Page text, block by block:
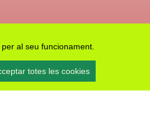
al seu funcionament.
totes les cookies